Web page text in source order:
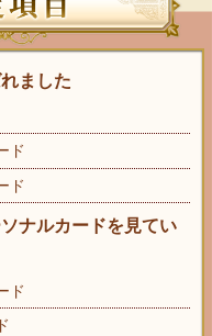
ました
ド
ド
ナルカードを見てい
ド